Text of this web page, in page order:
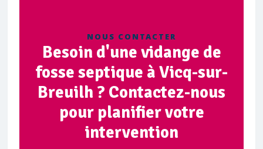
NOUS CONTACTER
Besoin d'une vidange de
fosse septique à Vicq-sur-
Breuilh ? Contactez-nous
pour planifier votre
intervention